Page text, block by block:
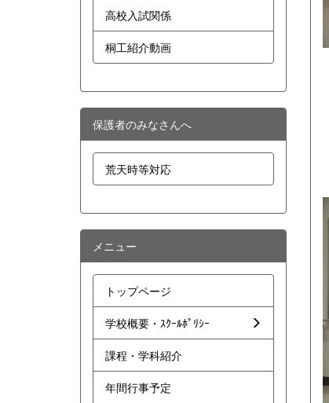
高校入試関係
桐工紹介動画
保護者のみなさんへ
荒天時等対応
メニュー
トップページ
学校概要・ｽｸｰﾙﾎﾟﾘｼｰ
課程・学科紹介
年間行事予定